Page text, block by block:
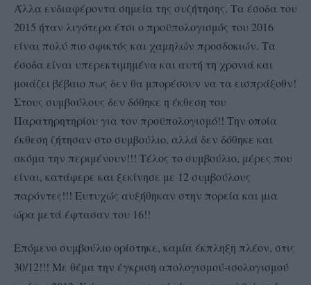
Άλλα ενδιαφέρoντα σημεία της συζήτησης. Τα έσοδα του
2015 ήταν λιγότερα έτσι ο προϋπολογισμός του 2016
είναι πολύ πιο σφικτός και χαμηλών προσδοκιών. Τα
έσοδα είναι υπερεκτιμημένα και αυτή τη χρονιά και
μοιάζει βέβαιο πως δεν θα μπορέσουν να τα εισπράξοθν!
Στους συμβούλους δεν δόθηκε η έκθεση του
Παρατηρητηρίου για τον προϋπολογισμό!! Την οποία
έκθεση ζήτησαν στο συμβούλιο, αλλά δεν δόθηκε και
ακόμα την περιμένουν!!! Τέλος το συμβούλιο, μέρες που
είναι, κατάφερε και ξεκίνησε με 12 συμβούλους
παρόντες!!! Ευτυχώς αυξήθηκαν στην πορεία και μια
ώρα μετά έφτασαν του 16!!
Επόμενο συμβούλιο ορίστηκε, καμία έκπληξη πλέον, στις
30/12!!! Με θέμα την έγκριση απολογισμού-ισολογισμού